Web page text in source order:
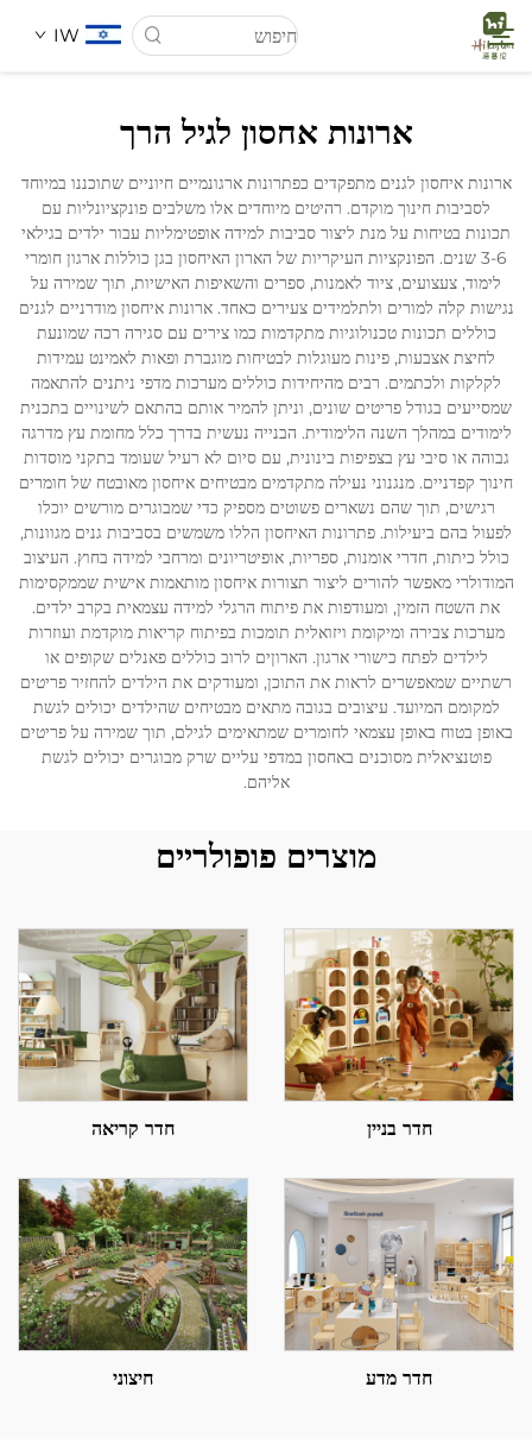
IW
עַל אָמַת
מוצרים
חֲדָשִים
מקרים
הורדה
לְהִתְחַבֵּר אֵלֵינוּ
בְּלוֹגִים
ארונות אחסון לגיל הרך
ארונות איחסון לגנים מתפקדים כפתרונות ארגונמיים חיוניים שתוכננו במיוחד
לסביבות חינוך מוקדם. רהיטים מיוחדים אלו משלבים פונקציונליות עם
תכונות בטיחות על מנת ליצור סביבות למידה אופטימליות עבור ילדים בגילאי
3-6 שנים. הפונקציות העיקריות של הארון האיחסון בגן כוללות ארגון חומרי
לימוד, צעצועים, ציוד לאמנות, ספרים והשאיפות האישיות, תוך שמירה על
נגישות קלה למורים ולתלמידים צעירים כאחד. ארונות איחסון מודרניים לגנים
כוללים תכונות טכנולוגיות מתקדמות כמו צירים עם סגירה רכה שמונעת
לחיצת אצבעות, פינות מעוגלות לבטיחות מוגברת ופאות לאמינט עמידות
לקלקות ולכתמים. רבים מהיחידות כוללים מערכות מדפי ניתנים להתאמה
שמסייעים בגודל פריטים שונים, וניתן להמיר אותם בהתאם לשינויים בתכנית
לימודים במהלך השנה הלימודית. הבנייה נעשית בדרך כלל מחומת עץ מדרגה
גבוהה או סיבי עץ בצפיפות בינונית, עם סיום לא רעיל שעומד בתקני מוסדות
חינוך קפדניים. מנגנוני נעילה מתקדמים מבטיחים איחסון מאובטח של חומרים
רגישים, תוך שהם נשארים פשוטים מספיק כדי שמבוגרים מורשים יוכלו
לפעול בהם ביעילות. פתרונות האיחסון הללו משמשים בסביבות גנים מגוונות,
כולל כיתות, חדרי אומנות, ספריות, אופיטריונים ומרחבי למידה בחוץ. העיצוב
המודולרי מאפשר להורים ליצור תצורות איחסון מותאמות אישית שממקסימות
את השטח הזמין, ומעודפות את פיתוח הרגלי למידה עצמאית בקרב ילדים.
מערכות צבירה ומיקומת ויזואלית תומכות בפיתוח קריאות מוקדמת ועוזרות
לילדים לפתח כישורי ארגון. הארוןים לרוב כוללים פאנלים שקופים או
רשתיים שמאפשרים לראות את התוכן, ומעודקים את הילדים להחזיר פריטים
למקומם המיועד. עיצובים בגובה מתאים מבטיחים שהילדים יכולים לגשת
באופן בטוח באופן עצמאי לחומרים שמתאימים לגילם, תוך שמירה על פריטים
פוטנציאלית מסוכנים באחסון במדפי עליים שרק מבוגרים יכולים לגשת
אליהם.
מוצרים פופולריים
חדר בניין חדר קריאה
חדר מדע חיצוני